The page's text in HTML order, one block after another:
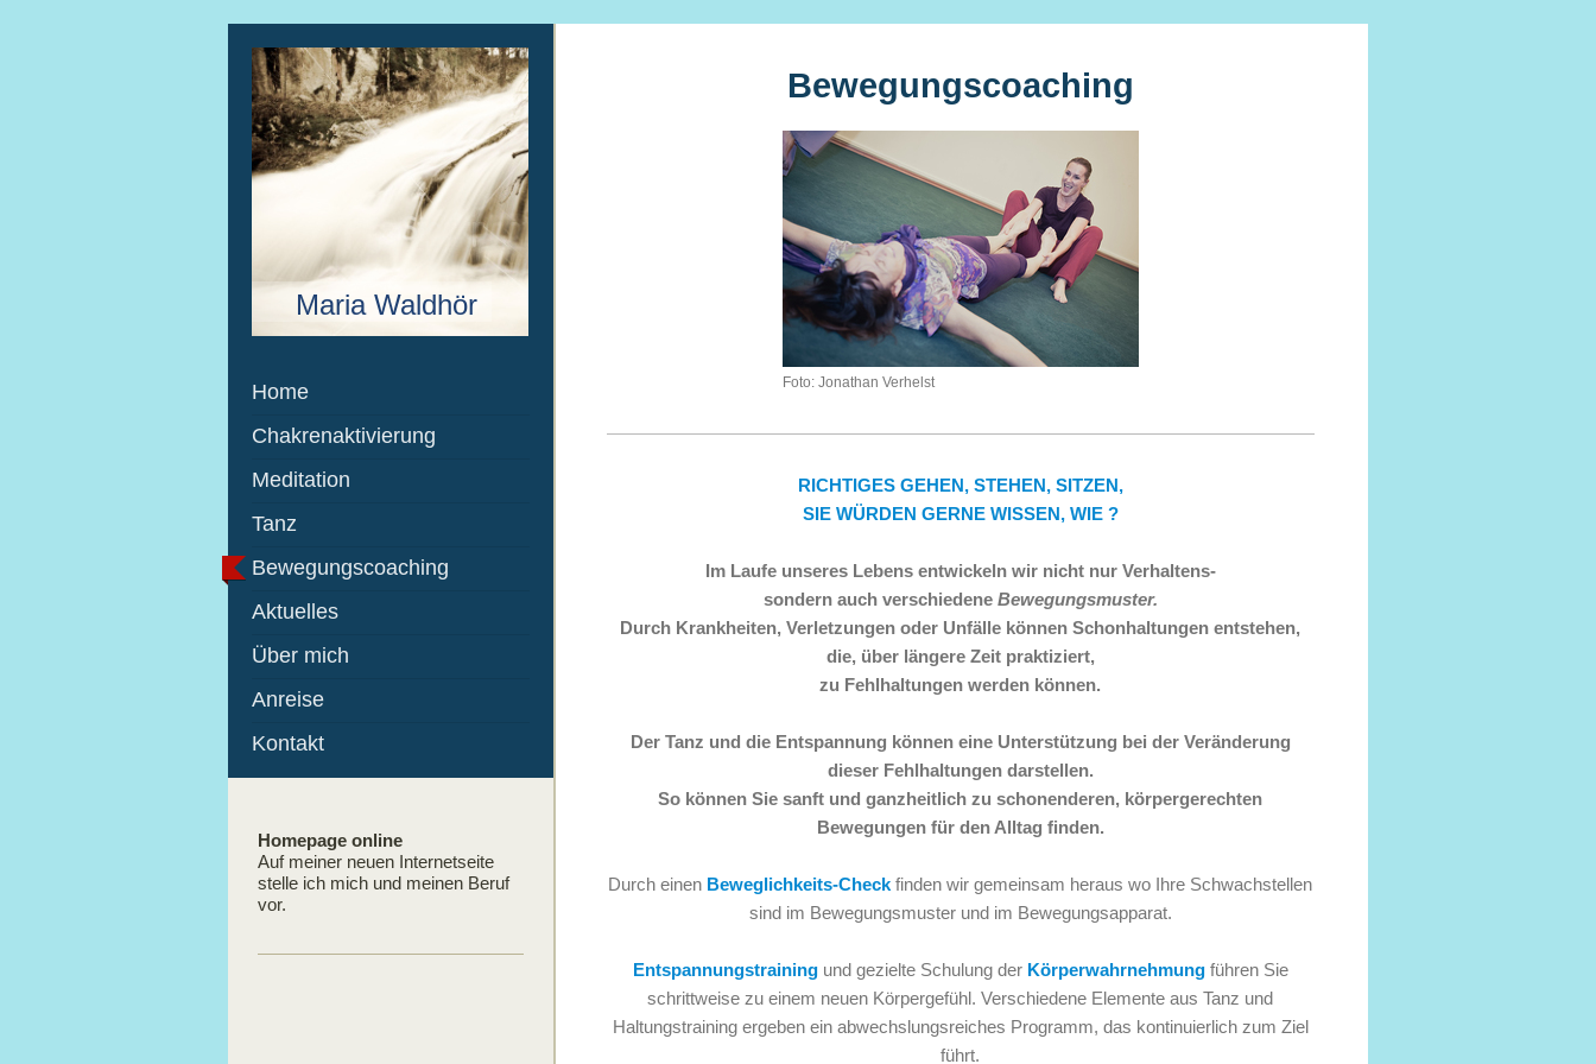
Maria Waldhör
Home
Chakrenaktivierung
Meditation
Tanz
Bewegungscoaching
Aktuelles
Über mich
Anreise
Kontakt
Homepage online
Auf meiner neuen Internetseite
stelle ich mich und meinen Beruf
vor.
Bewegungscoaching
Foto: Jonathan Verhelst
RICHTIGES GEHEN, STEHEN, SITZEN,
SIE WÜRDEN GERNE WISSEN, WIE ?
Im Laufe unseres Lebens entwickeln wir nicht nur Verhaltens-
sondern auch verschiedene Bewegungsmuster.
Durch Krankheiten, Verletzungen oder Unfälle können Schonhaltungen entstehen,
die, über längere Zeit praktiziert,
zu Fehlhaltungen werden können.
Der Tanz und die Entspannung können eine Unterstützung bei der Veränderung
dieser Fehlhaltungen darstellen.
So können Sie sanft und ganzheitlich zu schonenderen, körpergerechten
Bewegungen für den Alltag finden.
Durch einen Beweglichkeits-Check finden wir gemeinsam heraus wo Ihre Schwachstellen
sind im Bewegungsmuster und im Bewegungsapparat.
Entspannungstrainingund gezielte Schulung der Körperwahrnehmungführen Sie
schrittweise zu einem neuen Körpergefühl. Verschiedene Elemente aus Tanz und
Haltungstraining ergeben ein abwechslungsreiches Programm, das kontinuierlich zum Ziel
führt.